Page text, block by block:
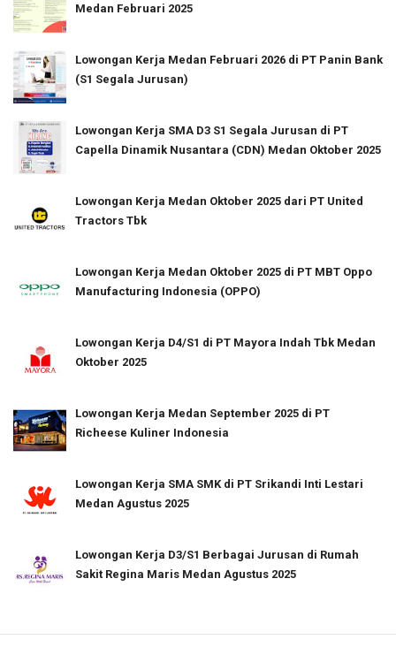
Medan Februari 2025
Lowongan Kerja Medan Februari 2026 di PT Panin Bank
(S1 Segala Jurusan)
Lowongan Kerja SMA D3 S1 Segala Jurusan di PT
Capella Dinamik Nusantara (CDN) Medan Oktober 2025
Lowongan Kerja Medan Oktober 2025 dari PT United
Tractors Tbk
Lowongan Kerja Medan Oktober 2025 di PT MBT Oppo
Manufacturing Indonesia (OPPO)
Lowongan Kerja D4/S1 di PT Mayora Indah Tbk Medan
Oktober 2025
Lowongan Kerja Medan September 2025 di PT
Richeese Kuliner Indonesia
Lowongan Kerja SMA SMK di PT Srikandi Inti Lestari
Medan Agustus 2025
Lowongan Kerja D3/S1 Berbagai Jurusan di Rumah
Sakit Regina Maris Medan Agustus 2025